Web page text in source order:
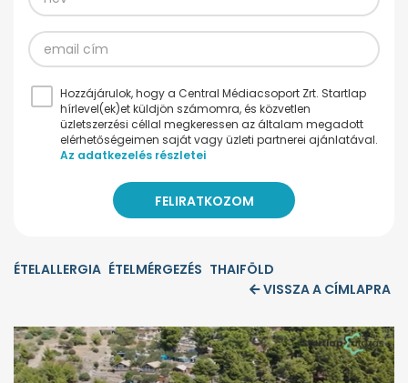
Hozzájárulok, hogy a Central Médiacsoport Zrt. Startlap
hírlevel(ek)et küldjön számomra, és közvetlen
üzletszerzési céllal megkeressen az általam megadott
elérhetőségeimen saját vagy üzleti partnerei ajánlatával.
Az adatkezelés részletei
ÉTELALLERGIA ÉTELMÉRGEZÉS THAIFÖLD
VISSZA A CÍMLAPRA